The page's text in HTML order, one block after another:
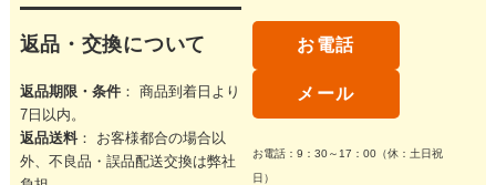
返品・交換について
返品期限・条件： 商品到着日より
7日以内。
返品送料： お客様都合の場合以
外、不良品・誤品配送交換は弊社
お電話
メール
お電話：9：30～17：00（休：土日祝
日）